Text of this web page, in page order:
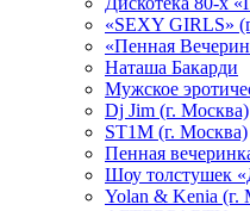
«SEXY GIRLS»
«Пенная
Hаташа Бакарди
Мужское
Dj Jim (г. Москва)
ST1M (г. Москва)
Пенная
Шоу толстушек
Yolan & Kenia (г.